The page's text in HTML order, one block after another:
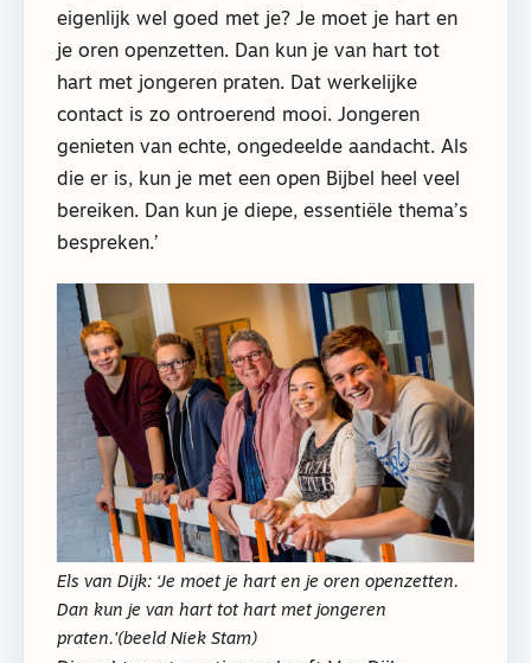
eigenlijk wel goed met je? Je moet je hart en
je oren openzetten. Dan kun je van hart tot
hart met jongeren praten. Dat werkelijke
contact is zo ontroerend mooi. Jongeren
genieten van echte, ongedeelde aandacht. Als
die er is, kun je met een open Bijbel heel veel
bereiken. Dan kun je diepe, essentiële thema’s
bespreken.’
Els van Dijk: ‘Je moet je hart en je oren openzetten.
Dan kun je van hart tot hart met jongeren
praten.'(beeld Niek Stam)